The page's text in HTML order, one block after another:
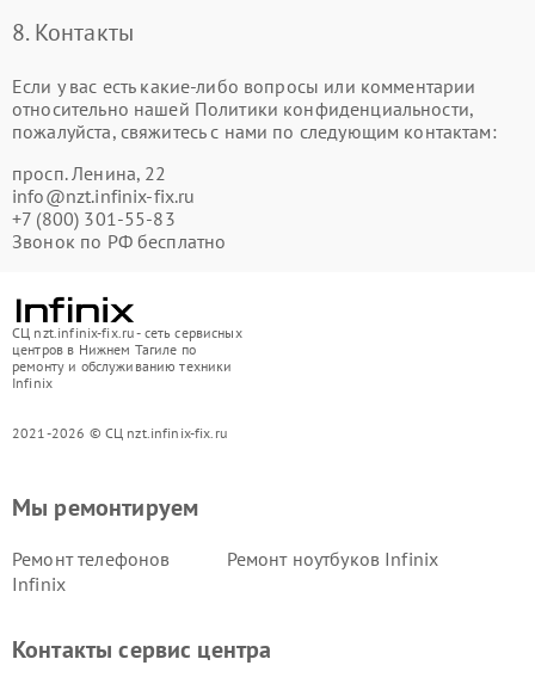
8. Контакты
Если у вас есть какие-либо вопросы или комментарии
относительно нашей Политики конфиденциальности,
пожалуйста, свяжитесь с нами по следующим контактам:
просп. Ленина, 22
info@nzt.infinix-fix.ru
+7 (800) 301-55-83
Звонок по РФ бесплатно
СЦ nzt.infinix-fix.ru - сеть сервисных
центров в Нижнем Тагиле по
ремонту и обслуживанию техники
Infinix
2021-2026 © СЦ nzt.infinix-fix.ru
Мы ремонтируем
Ремонт телефонов
Infinix
Ремонт ноутбуков Infinix
Контакты сервис центра